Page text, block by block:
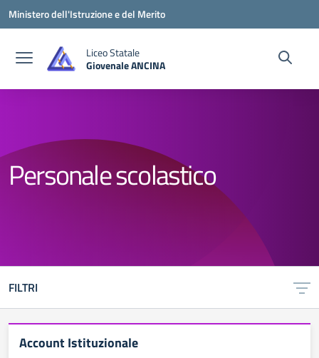
Vai ai contenuti
Vai al menu di navigazione
Vai al footer
Ministero dell'Istruzione e del Merito
Liceo Statale
Giovenale ANCINA
Personale scolastico
FILTRI
Account Istituzionale